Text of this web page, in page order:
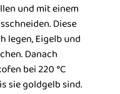
und mit einem
Diese
legen, Eigelb und
Danach
bei 220 °C
sie goldgelb sind.